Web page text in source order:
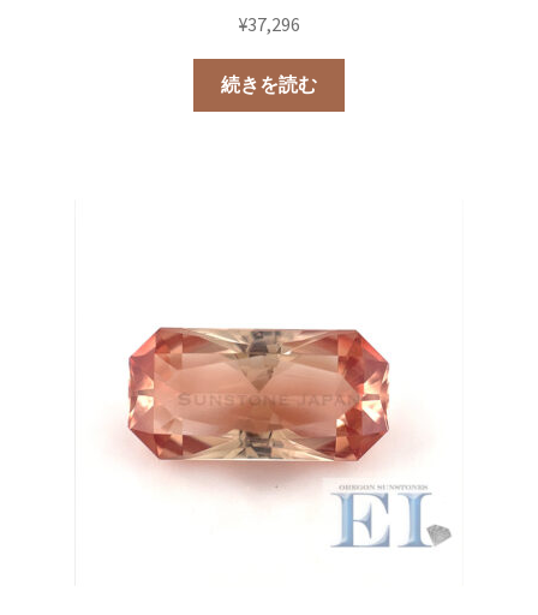
¥37,296
続きを読む